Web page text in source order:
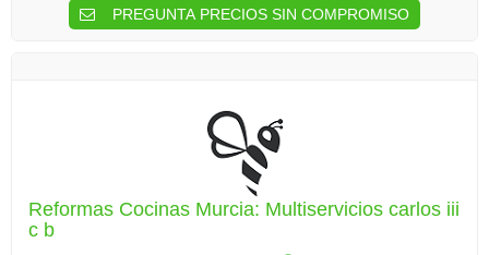
PREGUNTA PRECIOS SIN COMPROMISO
Reformas Cocinas Murcia: Multiservicios carlos iii
c b